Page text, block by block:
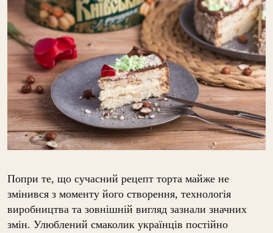
Попри те, що сучасний рецепт торта майже не
змінився з моменту його створення, технологія
виробництва та зовнішній вигляд зазнали значних
змін. Улюблений смаколик українців постійно